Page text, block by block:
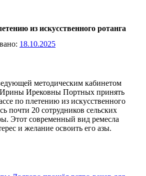
из искусственного ротанга
18.10.2025
методическим кабинетом
Ирековны Портных принять
по плетению из искусственного
почти 20 сотрудников сельских
Этот современный вид ремесла
и желание освоить его азы.